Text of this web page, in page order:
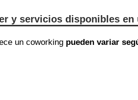
y servicios disponibles en
un coworking pueden variar